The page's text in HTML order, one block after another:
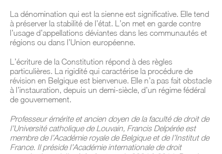
La dénomination qui est la sienne est significative. Elle tend
à préserver la stabilité de l’état. L’on met en garde contre
l’usage d’appellations déviantes dans les communautés et
régions ou dans l’Union européenne.
L’écriture de la Constitution répond à des règles
particulières. La rigidité qui caractérise la procédure de
révision en Belgique est bienvenue. Elle n’a pas fait obstacle
à l’instauration, depuis un demi-siècle, d’un régime fédéral
de gouvernement.
Professeur émérite et ancien doyen de la faculté de droit de
l’Université catholique de Louvain, Francis Delpérée est
membre de l’Académie royale de Belgique et de l’Institut de
France. Il préside l’Académie internationale de droit